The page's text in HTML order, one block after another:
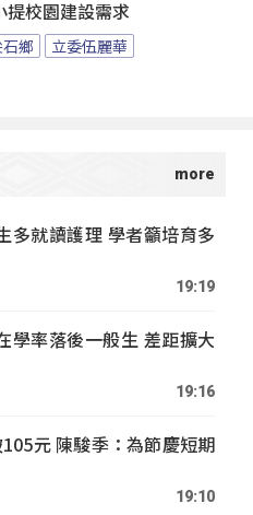
提校園建設需求
鄉
立委伍麗華
多就讀護理 學者籲培育多
19:19
學率落後一般生 差距擴大
19:16
元 陳駿季：為節慶短期
19:10